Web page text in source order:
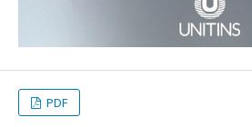
PDF